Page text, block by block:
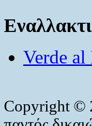
Verde al
Copyright ©